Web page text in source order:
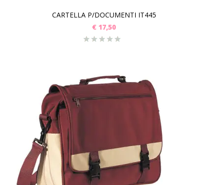
CARTELLA P/DOCUMENTI IT445
€ 17,50